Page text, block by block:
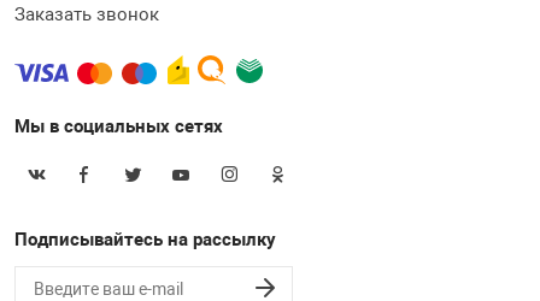
Заказать звонок
Мы в социальных сетях
Подписывайтесь на рассылку